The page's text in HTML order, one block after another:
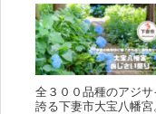
全３００品種のアジ
誇る下妻市大宝八幡宮